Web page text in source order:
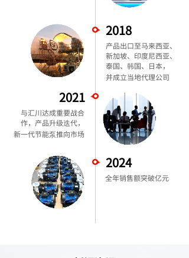
上一页
共 16 条 共 4 页
2024
全年销售额突破亿元
产品出口至马来西亚、
新加坡、印度尼西亚、
泰国、韩国、日本，
并成立当地代理公司
2018
2021
与汇川达成重要战合
作，产品升级迭代，
新一代节能泵推向市场